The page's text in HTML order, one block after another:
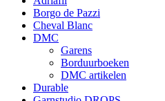
Borgo de Pazzi
Cheval Blanc
DMC
Garens
Borduurboeken
DMC artikelen
Durable